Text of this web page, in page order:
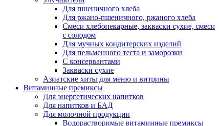
Для пшеничного хлеба
Для ржано-пшеничного, ржаного хлеба
Смеси хлебопекарные, закваски сухие, смеси
с солодом
Для мучных кондитерских изделий
Для пельменного теста и заморозки
С консервантами
Закваски сухие
Азиатские хиты для меню и витрины
Витаминные премиксы
Для энергетических напитков
Для напитков и БАД
Для молочной продукции
Водорастворимые витаминные премиксы